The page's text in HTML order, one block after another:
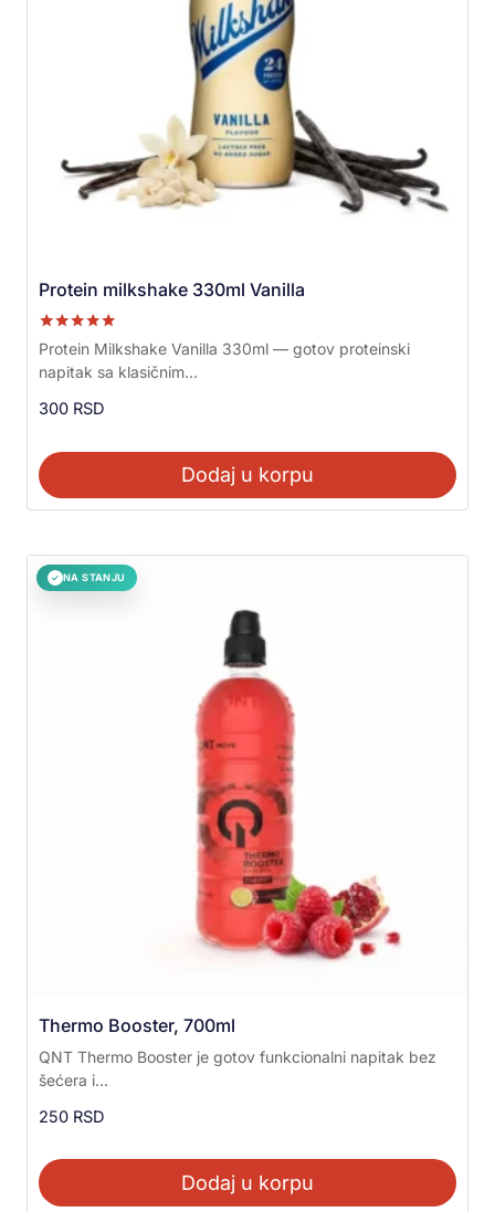
Protein milkshake 330ml Vanilla
Ocenjeno sa
5.00
od 5
Protein Milkshake Vanilla 330ml — gotov proteinski
napitak sa klasičnim...
300 RSD
Dodaj u korpu
✓ NA STANJU
Thermo Booster, 700ml
QNT Thermo Booster je gotov funkcionalni napitak bez
šećera i...
250 RSD
Dodaj u korpu